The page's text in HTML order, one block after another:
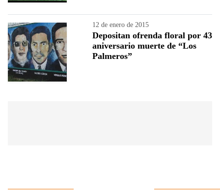
12 de enero de 2015
Depositan ofrenda floral por 43
aniversario muerte de “Los
Palmeros”